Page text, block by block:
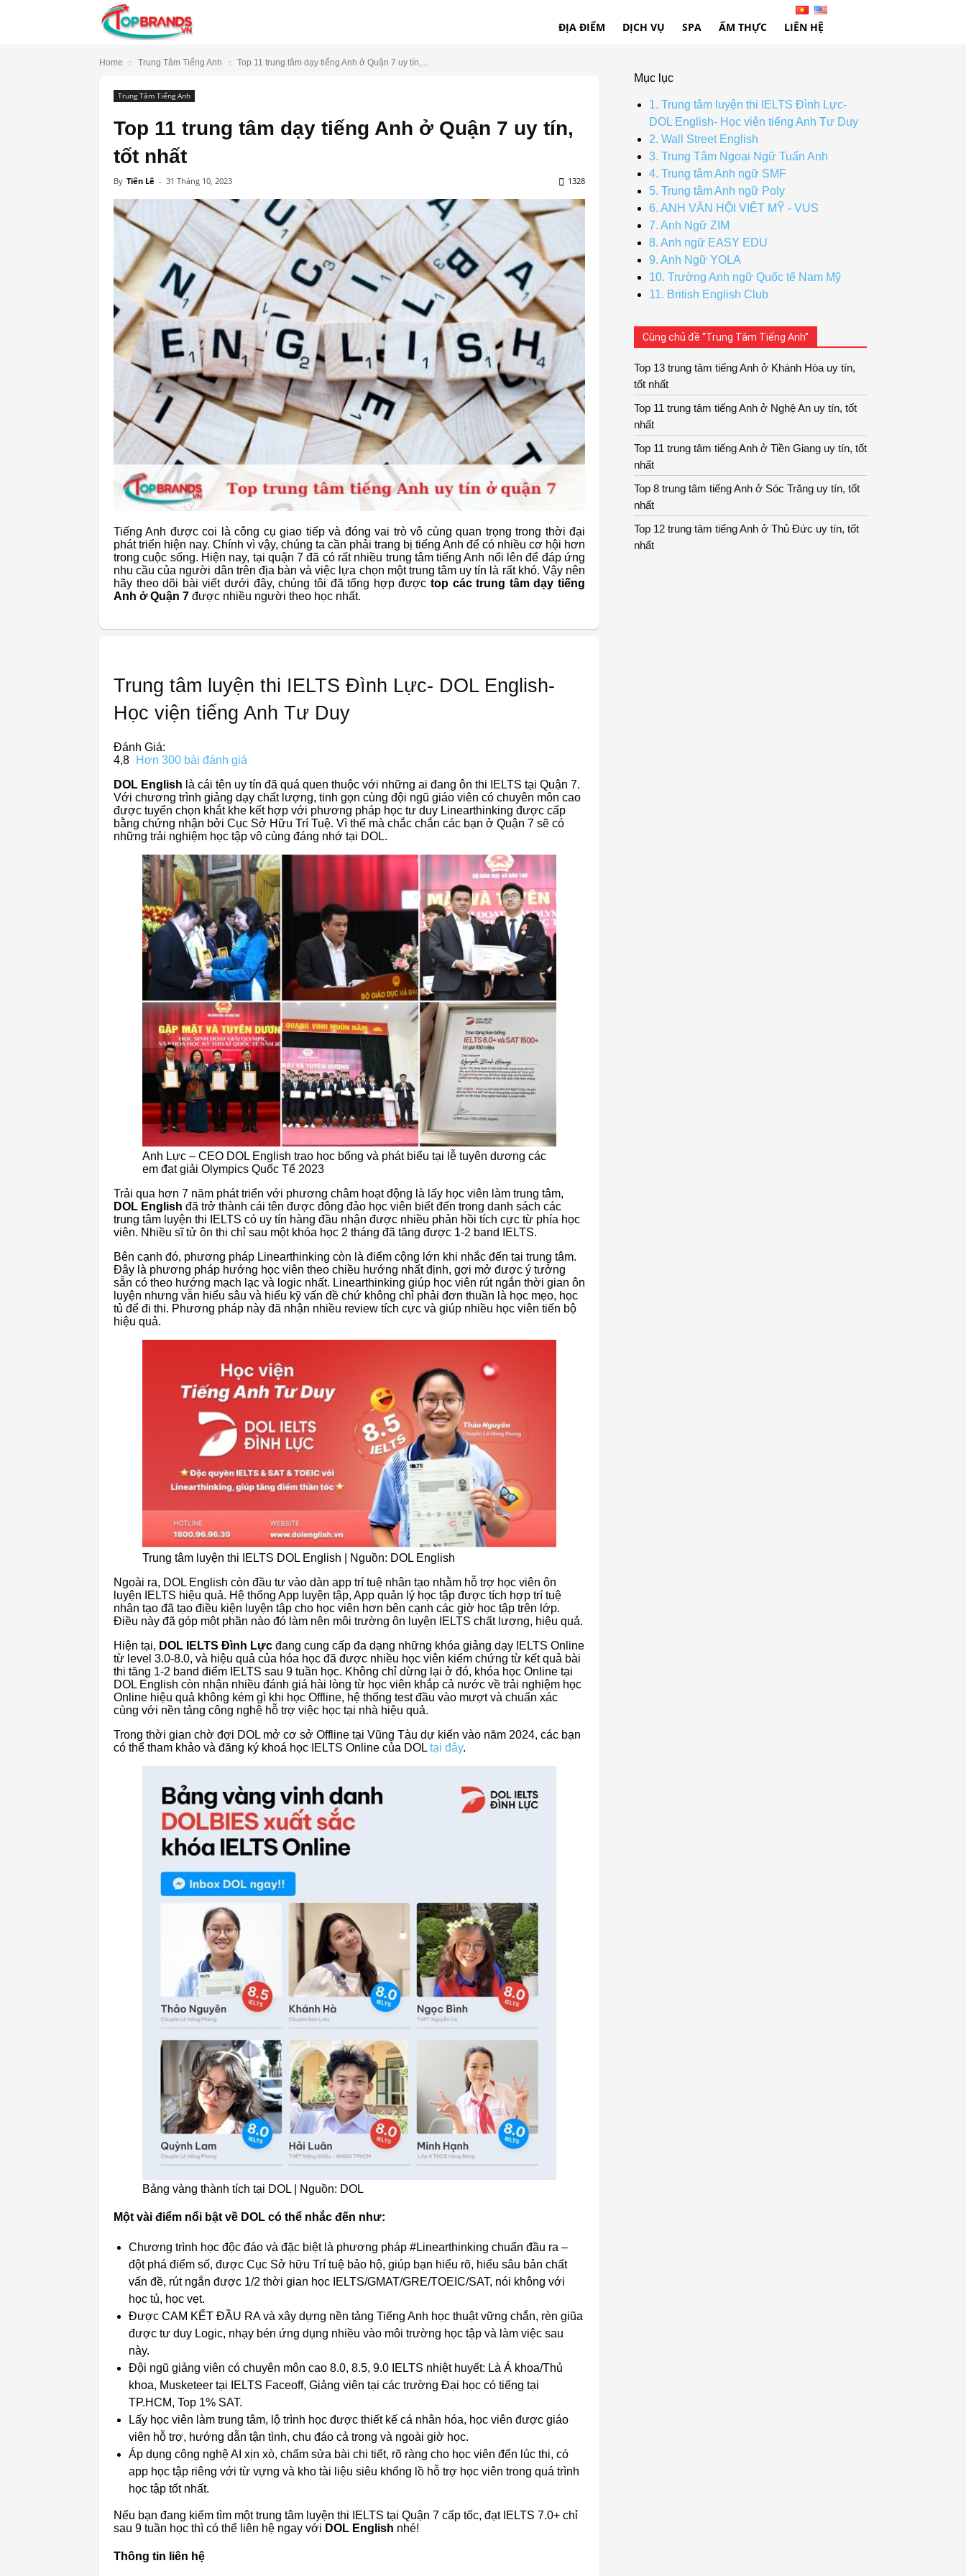
ĐỊA ĐIỂM DỊCH VỤ SPA ẨM THỰC LIÊN HỆ
Home Trung Tâm Tiếng Anh Top 11 trung tâm dạy tiếng Anh ở Quận 7 uy tín,...
Trung Tâm Tiếng Anh
Top 11 trung tâm dạy tiếng Anh ở Quận 7 uy tín,
tốt nhất
By Tiến Lê - 31 Tháng 10, 2023 1328
Tiếng Anh được coi là công cụ giao tiếp và đóng vai trò vô cùng quan trọng trong thời đại
phát triển hiện nay. Chính vì vậy, chúng ta cần phải trang bị tiếng Anh để có nhiều cơ hội hơn
trong cuộc sống. Hiện nay, tại quận 7 đã có rất nhiều trung tâm tiếng Anh nổi lên để đáp ứng
nhu cầu của người dân trên địa bàn và việc lựa chọn một trung tâm uy tín là rất khó. Vậy nên
hãy theo dõi bài viết dưới đây, chúng tôi đã tổng hợp được top các trung tâm dạy tiếng
Anh ở Quận 7 được nhiều người theo học nhất.
Trung tâm luyện thi IELTS Đình Lực- DOL English-
Học viện tiếng Anh Tư Duy
Đánh Giá:
4,8
Hơn 300 bài đánh giá
DOL English là cái tên uy tín đã quá quen thuộc với những ai đang ôn thi IELTS tại Quận 7.
Với chương trình giảng dạy chất lượng, tinh gọn cùng đội ngũ giáo viên có chuyên môn cao
được tuyển chọn khắt khe kết hợp với phương pháp học tư duy Linearthinking được cấp
bằng chứng nhận bởi Cục Sở Hữu Trí Tuệ. Vì thế mà chắc chắn các bạn ở Quận 7 sẽ có
những trải nghiệm học tập vô cùng đáng nhớ tại DOL.
Anh Lực – CEO DOL English trao học bổng và phát biểu tại lễ tuyên dương các
em đạt giải Olympics Quốc Tế 2023
Trải qua hơn 7 năm phát triển với phương châm hoạt động là lấy học viên làm trung tâm,
DOL English đã trở thành cái tên được đông đảo học viên biết đến trong danh sách các
trung tâm luyện thi IELTS có uy tín hàng đầu nhận được nhiều phản hồi tích cực từ phía học
viên. Nhiều sĩ tử ôn thi chỉ sau một khóa học 2 tháng đã tăng được 1-2 band IELTS.
Bên cạnh đó, phương pháp Linearthinking còn là điểm cộng lớn khi nhắc đến tại trung tâm.
Đây là phương pháp hướng học viên theo chiều hướng nhất định, gợi mở được ý tưởng
sẵn có theo hướng mạch lạc và logic nhất. Linearthinking giúp học viên rút ngắn thời gian ôn
luyện nhưng vẫn hiểu sâu và hiểu kỹ vấn đề chứ không chỉ phải đơn thuần là học mẹo, học
tủ để đi thi. Phương pháp này đã nhận nhiều review tích cực và giúp nhiều học viên tiến bộ
hiệu quả.
Trung tâm luyện thi IELTS DOL English | Nguồn: DOL English
Ngoài ra, DOL English còn đầu tư vào dàn app trí tuệ nhân tạo nhằm hỗ trợ học viên ôn
luyện IELTS hiệu quả. Hệ thống App luyện tập, App quản lý học tập được tích hợp trí tuệ
nhân tạo đã tạo điều kiện luyện tập cho học viên hơn bên cạnh các giờ học tập trên lớp.
Điều này đã góp một phần nào đó làm nên môi trường ôn luyện IELTS chất lượng, hiệu quả.
Hiện tại, DOL IELTS Đình Lực đang cung cấp đa dạng những khóa giảng dạy IELTS Online
từ level 3.0-8.0, và hiệu quả của hóa học đã được nhiều học viên kiểm chứng từ kết quả bài
thi tăng 1-2 band điểm IELTS sau 9 tuần học. Không chỉ dừng lại ở đó, khóa học Online tại
DOL English còn nhận nhiều đánh giá hài lòng từ học viên khắp cả nước về trải nghiệm học
Online hiệu quả không kém gì khi học Offline, hệ thống test đầu vào mượt và chuẩn xác
cùng với nền tảng công nghệ hỗ trợ việc học tại nhà hiệu quả.
Trong thời gian chờ đợi DOL mở cơ sở Offline tại Vũng Tàu dự kiến vào năm 2024, các bạn
có thể tham khảo và đăng ký khoá học IELTS Online của DOL tại đây.
Bảng vàng thành tích tại DOL | Nguồn: DOL
Một vài điểm nổi bật về DOL có thể nhắc đến như:
Chương trình học độc đáo và đặc biệt là phương pháp #Linearthinking chuẩn đầu ra –
đột phá điểm số, được Cục Sở hữu Trí tuệ bảo hộ, giúp bạn hiểu rõ, hiểu sâu bản chất
vấn đề, rút ngắn được 1/2 thời gian học IELTS/GMAT/GRE/TOEIC/SAT, nói không với
học tủ, học vẹt.
Được CAM KẾT ĐẦU RA và xây dựng nền tảng Tiếng Anh học thuật vững chắn, rèn giũa
được tư duy Logic, nhạy bén ứng dụng nhiều vào môi trường học tập và làm việc sau
này.
Đội ngũ giảng viên có chuyên môn cao 8.0, 8.5, 9.0 IELTS nhiệt huyết: Là Á khoa/Thủ
khoa, Musketeer tại IELTS Faceoff, Giảng viên tại các trường Đại học có tiếng tại
TP.HCM, Top 1% SAT.
Lấy học viên làm trung tâm, lộ trình học được thiết kế cá nhân hóa, học viên được giáo
viên hỗ trợ, hướng dẫn tận tình, chu đáo cả trong và ngoài giờ học.
Áp dụng công nghệ AI xịn xò, chấm sửa bài chi tiết, rõ ràng cho học viên đến lúc thi, có
app học tập riêng với từ vựng và kho tài liệu siêu khổng lồ hỗ trợ học viên trong quá trình
học tập tốt nhất.
Nếu bạn đang kiếm tìm một trung tâm luyện thi IELTS tại Quận 7 cấp tốc, đạt IELTS 7.0+ chỉ
sau 9 tuần học thì có thể liên hệ ngay với DOL English nhé!
Thông tin liên hệ
Mục lục
1. Trung tâm luyện thi IELTS Đình Lực-
DOL English- Học viện tiếng Anh Tư Duy
2. Wall Street English
3. Trung Tâm Ngoại Ngữ Tuấn Anh
4. Trung tâm Anh ngữ SMF
5. Trung tâm Anh ngữ Poly
6. ANH VĂN HỘI VIỆT MỸ - VUS
7. Anh Ngữ ZIM
8. Anh ngữ EASY EDU
9. Anh Ngữ YOLA
10. Trường Anh ngữ Quốc tế Nam Mỹ
11. British English Club
Cùng chủ đề “Trung Tâm Tiếng Anh”
Top 13 trung tâm tiếng Anh ở Khánh Hòa uy tín,
tốt nhất
Top 11 trung tâm tiếng Anh ở Nghệ An uy tín, tốt
nhất
Top 11 trung tâm tiếng Anh ở Tiền Giang uy tín, tốt
nhất
Top 8 trung tâm tiếng Anh ở Sóc Trăng uy tín, tốt
nhất
Top 12 trung tâm tiếng Anh ở Thủ Đức uy tín, tốt
nhất